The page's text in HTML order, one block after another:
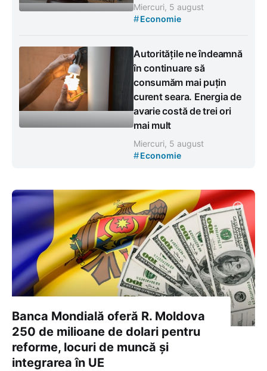
Miercuri, 5 august
#Economie
Autoritățile ne îndeamnă
în continuare să
consumăm mai puțin
curent seara. Energia de
avarie costă de trei ori
mai mult
Miercuri, 5 august
#Economie
Banca Mondială oferă R. Moldova
250 de milioane de dolari pentru
reforme, locuri de muncă și
integrarea în UE